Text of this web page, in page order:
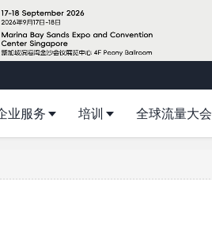
业服务 培训 全球流量大会